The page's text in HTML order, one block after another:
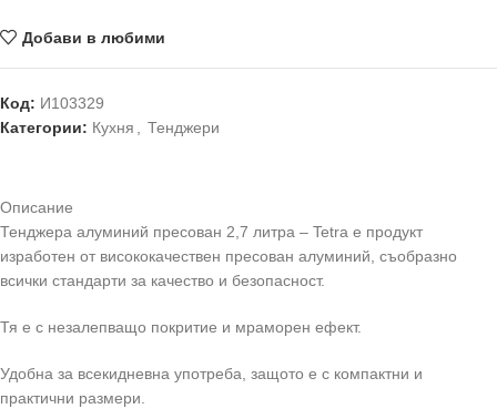
Добави в любими
Код: И103329
Категории: Кухня Тенджери
Описание
Тенджера алуминий пресован 2,7 литра – Tetra е продукт
изработен от висококачествен пресован алуминий, съобразно
всички стандарти за качество и безопасност.
Тя е с незалепващо покритие и мраморен ефект.
Удобна за всекидневна употреба, защото е с компактни и
практични размери.